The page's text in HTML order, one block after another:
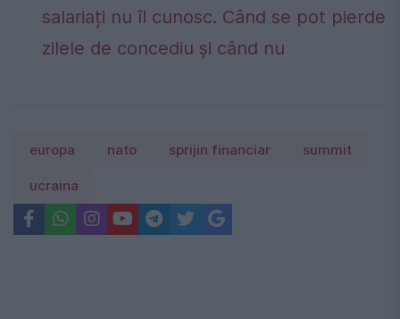
salariați nu îl cunosc. Când se pot pierde
zilele de concediu și când nu
europa nato sprijin financiar summit
ucraina